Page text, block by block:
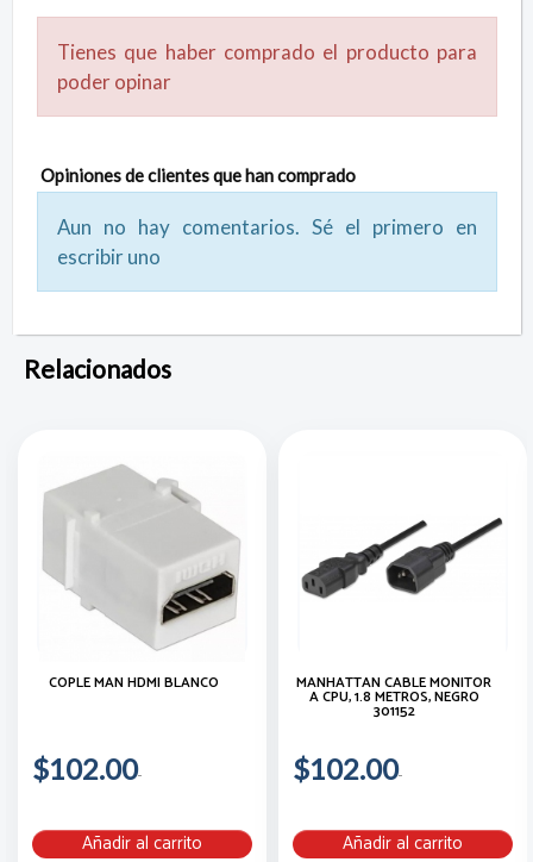
Tienes que haber comprado el producto para
poder opinar
Opiniones de clientes que han comprado
Aun no hay comentarios. Sé el primero en
escribir uno
Relacionados
COPLE MAN HDMI BLANCO
$102.00
Añadir al carrito
MANHATTAN CABLE MONITOR
A CPU, 1.8 METROS, NEGRO
301152
$102.00
Añadir al carrito